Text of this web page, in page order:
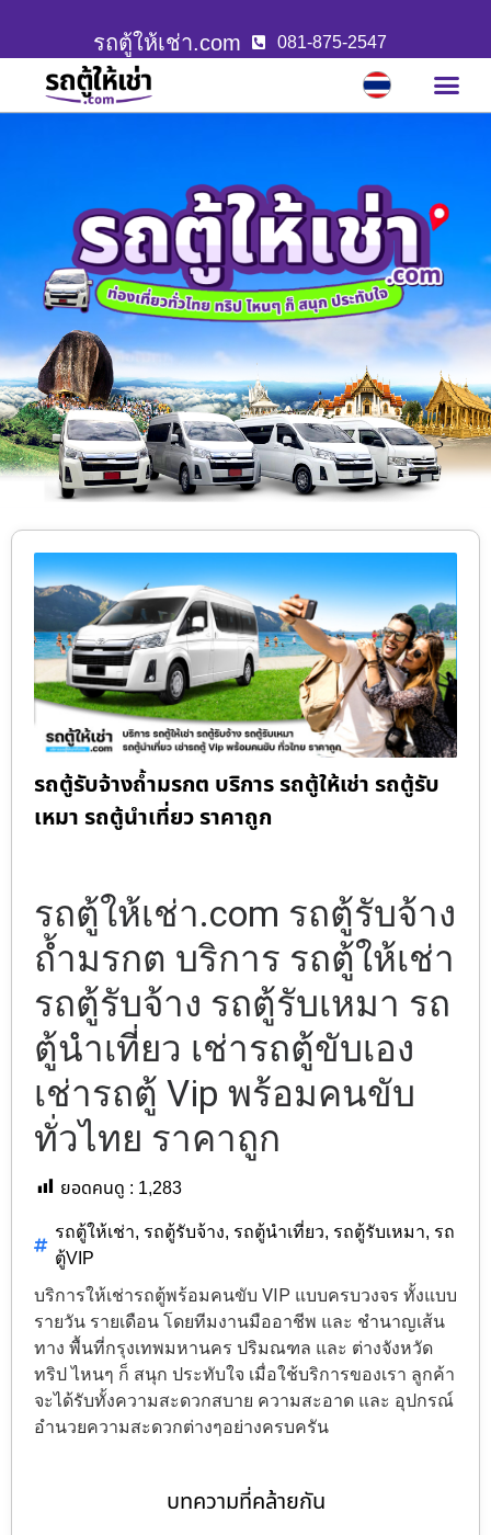
รถตู้ให้เช่า.com 081-875-2547
รถตู้รับจ้างถ้ำมรกต บริการ รถตู้ให้เช่า รถตู้รับ
เหมา รถตู้นำเที่ยว ราคาถูก
รถตู้ให้เช่า.com รถตู้รับจ้าง
ถ้ำมรกต บริการ รถตู้ให้เช่า
รถตู้รับจ้าง รถตู้รับเหมา รถ
ตู้นำเที่ยว เช่ารถตู้ขับเอง
เช่ารถตู้ Vip พร้อมคนขับ
ทั่วไทย ราคาถูก
ยอดคนดู : 1,283
รถตู้ให้เช่า, รถตู้รับจ้าง, รถตู้นำเที่ยว, รถตู้รับเหมา, รถ
ตู้VIP
บริการให้เช่ารถตู้พร้อมคนขับ VIP แบบครบวงจร ทั้งแบบ
รายวัน รายเดือน โดยทีมงานมืออาชีพ และ ชำนาญเส้น
ทาง พื้นที่กรุงเทพมหานคร ปริมณฑล และ ต่างจังหวัด
ทริป ไหนๆ ก็ สนุก ประทับใจ เมื่อใช้บริการของเรา ลูกค้า
จะได้รับทั้งความสะดวกสบาย ความสะอาด และ อุปกรณ์
อำนวยความสะดวกต่างๆอย่างครบครัน
บทความที่คล้ายกัน